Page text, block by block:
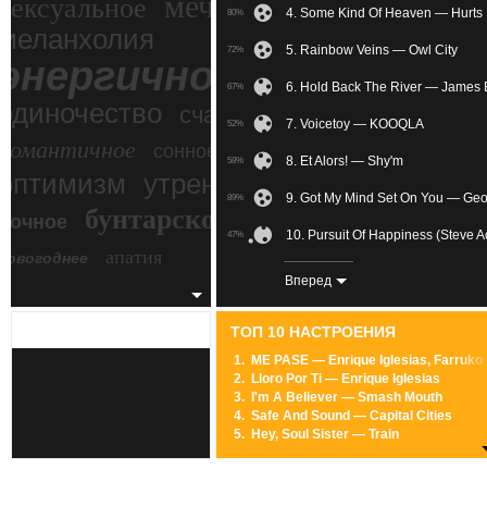
счастье
сонное
утреннее злость
бунтарское
беспокойное
апатия
80% 4. Some Kind Of Heaven — Hurts
72% 5. Rainbow Veins — Owl City
67% 6. Hold Back The River — James
52% 7. Voicetoy — KOOQLA
58% 8. Et Alors! — Shy'm
89% 9. Got My Mind Set On You —
47% 10. Pursuit Of Happiness (Steve
11. Кто ты — Градусы
84% 12. So What — Pink
73% 14. Kick The Bucket — Charlie
60% 15. Всегда и никогда — Новые
59% 16. LUXEmusic Birthday Mix -
Вперед
ТОП 10 НАСТРОЕНИЯ
1. ME PASE — Enrique Iglesias, Farruko
2. Lloro Por Ti — Enrique Iglesias
3.
I'm A Believer — Smash Mouth
4. Safe And Sound — Capital Cities
5. Hey, Soul Sister — Train